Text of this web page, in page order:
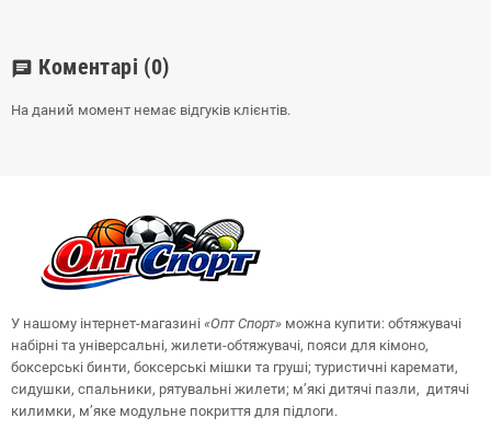
chat Коментарі (0)
На даний момент немає відгуків клієнтів.
У нашому інтернет-магазині «ОптСпорт» можна купити: обтяжувачі
набірні та універсальні, жилети-обтяжувачі, пояси для кімоно,
боксерські бинти, боксерські мішки та груші; туристичні каремати,
сидушки, спальники, рятувальні жилети; м’які дитячі пазли, дитячі
килимки, м’яке модульне покриття для підлоги.